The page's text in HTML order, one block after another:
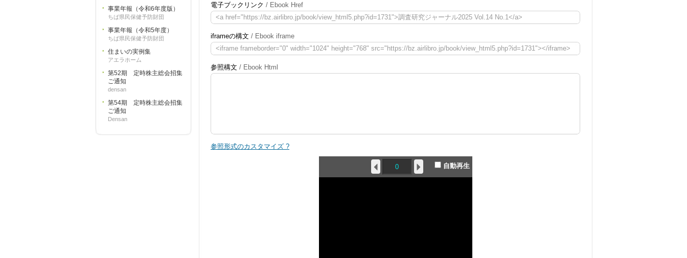
事業年報（令和6年度版）
ちば県民保健予防財団
事業年報（令和5年度）
ちば県民保健予防財団
住まいの実例集
アエラホーム
第52期 定時株主総会招集
ご通知
densan
第54期 定時株主総会招集
ご通知
Densan
電子ブックリンク / Ebook Href
<a href="https://bz.airlibro.jp/book/view_html5.php?id=1731">調査研究ジャーナル2025 Vol.14 No.1</a>
iframeの構文 / Ebook iframe
<iframe frameborder="0" width="1024" height="768" src="https://bz.airlibro.jp/book/view_html5.php?id=1731"></iframe>
参照構文 / Ebook Html
参照形式のカスタマイズ ?
自動再生